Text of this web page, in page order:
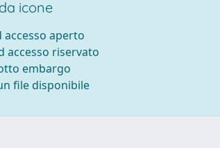
icone
accesso aperto
accesso riservato
embargo
file disponibile